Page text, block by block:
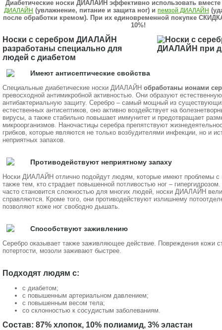
Диабетические носки ДИАЛАЙН эффективно использовать
ДИАЛАЙН (увлажнение, питание и защита ног) и пемзой ДИАЛАЙН
после обработки кремом). При их единовременной покупке
10%!
Носки с серебром ДИАЛАЙН
разработаны специально для
людей с диабетом
Имеют антисептические свойства
Специальные диабетические носки ДИАЛАЙН обработаны ионами
превосходной антимикробной активностью. Они образуют естественную
антибактериальную защиту. Серебро – самый мощный из
естественных антисептиков, оно активно воздействует на
вирусы, а также стабильно повышает иммунитет и предотвращает
микроорганизмов. Наночастицы серебра препятствуют
грибков, которые являются не только возбудителями инфекции, но и
неприятных запахов.
Противодействуют неприятному запаху
Носки ДИАЛАЙН отлично подойдут людям, которые имеют проблемы с
также тем, кто страдает повышенной потливостью ног – гипергидрозом.
часто становится сложностью для многих людей, носки ДИАЛАЙН
справляются. Кроме того, они противодействуют излишнему
позволяют коже ног свободно дышать.
Способствуют заживлению
Серебро оказывает также заживляющее действие. Повреждения кожи
потертости, мозоли заживают быстрее.
Подходят людям с:
с диабетом;
с повышенным артериальном давлением;
с повышенным весом тела;
со склонностью к сосудистым заболеваниям.
Состав: 87% хлопок, 10% полиамид, 3% эластан